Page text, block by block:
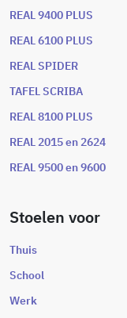
REAL 9400 PLUS
REAL 6100 PLUS
REAL SPIDER
TAFEL SCRIBA
REAL 8100 PLUS
REAL 2015 en 2624
REAL 9500 en 9600
Stoelen voor
Thuis
School
Werk